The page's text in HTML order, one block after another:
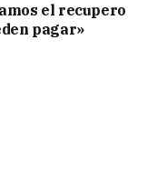
el recupero
pagar»